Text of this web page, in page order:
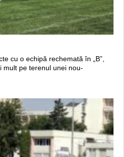
cu o echipă rechemată în „B”,
mult pe terenul unei nou-